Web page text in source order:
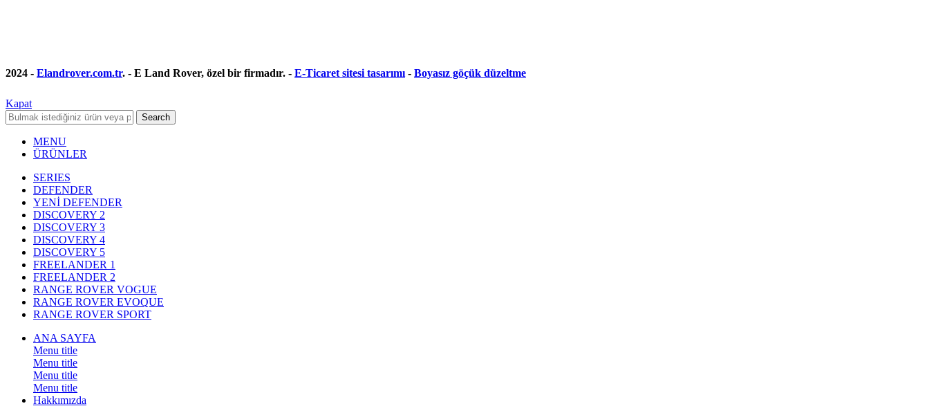
2024 - Elandrover.com.tr. - E Land Rover, özel bir firmadır. - E-Ticaret sitesi tasarımı- Boyasız göçük düzeltme
Kapat
Search
MENU
ÜRÜNLER
SERIES
DEFENDER
YENİ DEFENDER
DISCOVERY 2
DISCOVERY 3
DISCOVERY 4
DISCOVERY 5
FREELANDER 1
FREELANDER 2
RANGE ROVER VOGUE
RANGE ROVER EVOQUE
RANGE ROVER SPORT
ANA SAYFA
Menu title
Menu title
Menu title
Menu title
Hakkımızda